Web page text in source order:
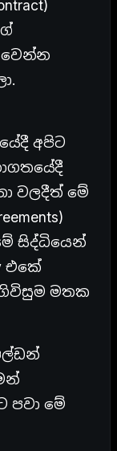
වෙන්න
අපිට
වලදීත් මේ
සිද්ධියෙන්
එකේ
මතක
මේ